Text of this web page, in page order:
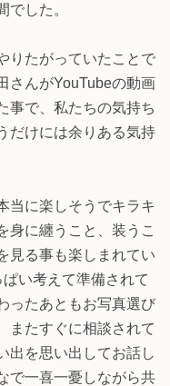
でした。
りたがっていたことで
さんがYouTubeの動画
事で、私たちの気持ち
だけには余りある気持
当に楽しそうでキラキ
身に纏うこと、装うこ
見る事も楽しまれてい
い考えて準備されて
ったあともお写真選び
またすぐに相談されて
出を思い出してお話し
で一喜一憂しながら共